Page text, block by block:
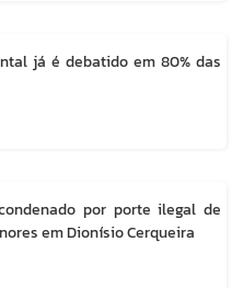
já é debatido em 80% das
por porte ilegal de
em Dionísio Cerqueira